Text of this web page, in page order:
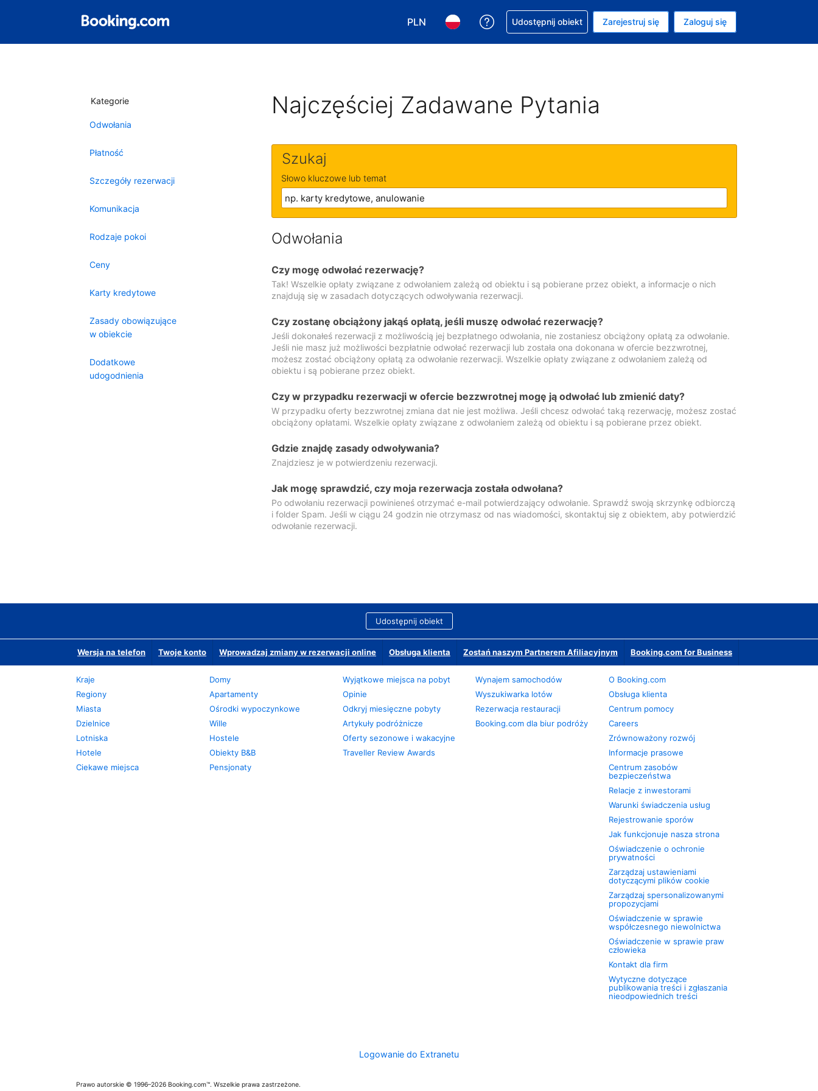
PLN
Wybierz walutę. Wybrana waluta to Złoty polski
Wybierz język. Wybrany język to Polski
Uzyskaj pomoc w sprawie rezerwacji
Udostępnij obiekt Zarejestruj się Zaloguj się
Kategorie
Odwołania
Płatność
Szczegóły rezerwacji
Komunikacja
Rodzaje pokoi
Ceny
Karty kredytowe
Zasady obowiązujące
w obiekcie
Dodatkowe
udogodnienia
Najczęściej Zadawane Pytania
Szukaj
Słowo kluczowe lub temat
Odwołania
Czy mogę odwołać rezerwację?
Tak! Wszelkie opłaty związane z odwołaniem zależą od obiektu i są pobierane przez obiekt, a informacje o nich
znajdują się w zasadach dotyczących odwoływania rezerwacji.
Czy zostanę obciążony jakąś opłatą, jeśli muszę odwołać rezerwację?
Jeśli dokonałeś rezerwacji z możliwością jej bezpłatnego odwołania, nie zostaniesz obciążony opłatą za odwołanie.
Jeśli nie masz już możliwości bezpłatnie odwołać rezerwacji lub została ona dokonana w ofercie bezzwrotnej,
możesz zostać obciążony opłatą za odwołanie rezerwacji. Wszelkie opłaty związane z odwołaniem zależą od
obiektu i są pobierane przez obiekt.
Czy w przypadku rezerwacji w ofercie bezzwrotnej mogę ją odwołać lub zmienić daty?
W przypadku oferty bezzwrotnej zmiana dat nie jest możliwa. Jeśli chcesz odwołać taką rezerwację, możesz zostać
obciążony opłatami. Wszelkie opłaty związane z odwołaniem zależą od obiektu i są pobierane przez obiekt.
Gdzie znajdę zasady odwoływania?
Znajdziesz je w potwierdzeniu rezerwacji.
Jak mogę sprawdzić, czy moja rezerwacja została odwołana?
Po odwołaniu rezerwacji powinieneś otrzymać e-mail potwierdzający odwołanie. Sprawdź swoją skrzynkę odbiorczą
i folder Spam. Jeśli w ciągu 24 godzin nie otrzymasz od nas wiadomości, skontaktuj się z obiektem, aby potwierdzić
odwołanie rezerwacji.
Udostępnij obiekt
Wersja na telefon Twoje konto Wprowadzaj zmiany w rezerwacji online Obsługa klienta Zostań naszym Partnerem Afiliacyjnym Booking.com for Business
Kraje
Regiony
Miasta
Dzielnice
Lotniska
Hotele
Ciekawe miejsca
Domy
Apartamenty
Ośrodki wypoczynkowe
Wille
Hostele
Obiekty B&B
Pensjonaty
Wyjątkowe miejsca na pobyt
Opinie
Odkryj miesięczne pobyty
Artykuły podróżnicze
Oferty sezonowe i wakacyjne
Traveller Review Awards
Wynajem samochodów
Wyszukiwarka lotów
Rezerwacja restauracji
Booking.com dla biur podróży
O Booking.com
Obsługa klienta
Centrum pomocy
Careers
Zrównoważony rozwój
Informacje prasowe
Centrum zasobów
bezpieczeństwa
Relacje z inwestorami
Warunki świadczenia usług
Rejestrowanie sporów
Jak funkcjonuje nasza strona
Oświadczenie o ochronie
prywatności
Zarządzaj ustawieniami
dotyczącymi plików cookie
Zarządzaj spersonalizowanymi
propozycjami
Oświadczenie w sprawie
współczesnego niewolnictwa
Oświadczenie w sprawie praw
człowieka
Kontakt dla firm
Wytyczne dotyczące
publikowania treści i zgłaszania
nieodpowiednich treści
Logowanie do Extranetu
Prawo autorskie © 1996–2026 Booking.com™. Wszelkie prawa zastrzeżone.